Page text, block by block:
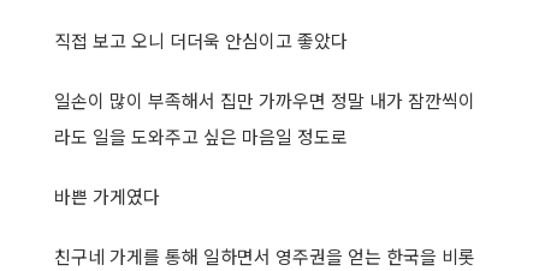
직접 보고 오니 더더욱 안심이고 좋았다
일손이 많이 부족해서 집만 가까우면 정말 내가 잠깐씩이
라도 일을 도와주고 싶은 마음일 정도로
바쁜 가게였다
친구네 가게를 통해 일하면서 영주권을 얻는 한국을 비롯